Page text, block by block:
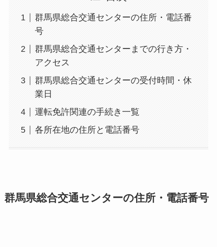
群馬県総合交通センターの住所・電話番
号
群馬県総合交通センターまでの行き方・
アクセス
群馬県総合交通センターの受付時間・休
業日
運転免許関連の手続き一覧
各所在地の住所と電話番号
群馬県総合交通センターの住所・電話番号